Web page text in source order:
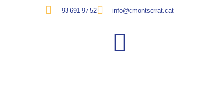
93 691 97 52 info@cmontserrat.cat